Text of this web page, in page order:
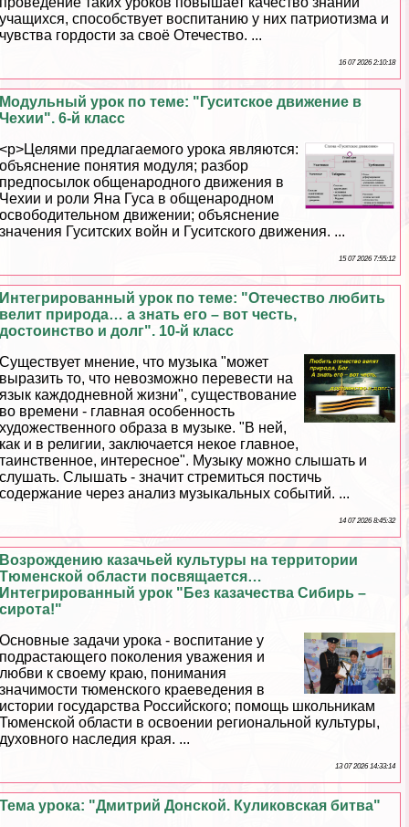
учащихся, способствует воспитанию у них патриотизма и
чувства гордости за своё Отечество. ...
16 07 2026 2:10:18
Модульный урок по теме: "Гуситское движение в
Чехии". 6-й класс
<p>Целями предлагаемого урока являются:
объяснение понятия модуля; разбор
предпосылок общенародного движения в
Чехии и роли Яна Гуса в общенародном
освободительном движении; объяснение
значения Гуситских войн и Гуситского движения. ...
15 07 2026 7:55:12
Интегрированный урок по теме: "Отечество любить
велит природа… а знать его – вот честь,
достоинство и долг". 10-й класс
Существует мнение, что музыка "может
выразить то, что невозможно перевести на
язык каждодневной жизни", существование
во времени - главная особенность
художественного образа в музыке. "В ней,
как и в религии, заключается некое главное,
таинственное, интересное". Музыку можно слышать и
слушать. Слышать - значит стремиться постичь
содержание через анализ музыкальных событий. ...
14 07 2026 8:45:32
Возрождению казачьей культуры на территории
Тюменской области посвящается…
Интегрированный урок "Без казачества Сибирь –
сирота!"
Основные задачи урока - воспитание у
подрастающего поколения уважения и
любви к своему краю, понимания
значимости тюменского краеведения в
истории государства Российского; помощь школьникам
Тюменской области в освоении региональной культуры,
духовного наследия края. ...
13 07 2026 14:33:14
Тема урока: "Дмитрий Донской. Куликовская битва"